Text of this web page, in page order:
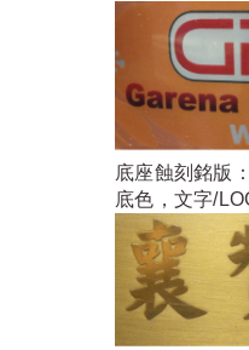
底座蝕刻銘版
底色，文字/